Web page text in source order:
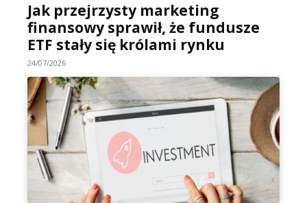
Jak przejrzysty marketing
finansowy sprawił, że fundusze
ETF stały się królami rynku
24/07/2026